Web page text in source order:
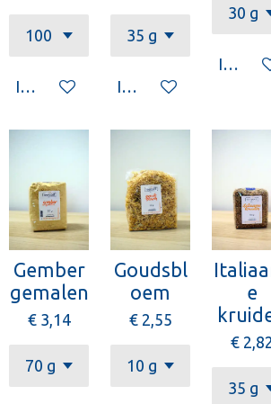
In winkelwagenIn winkelwagen
In
Gember
gemalen
€ 3,14
Goudsbl
oem
€ 2,55
e
€ 2,82